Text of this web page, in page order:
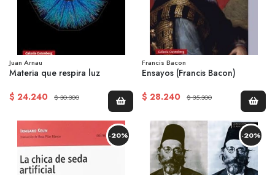
Juan Arnau
Materia que respira luz
$ 24.240
$ 30.300
Francis Bacon
Ensayos (Francis Bacon)
$ 28.240
$ 35.300
-20% -20%